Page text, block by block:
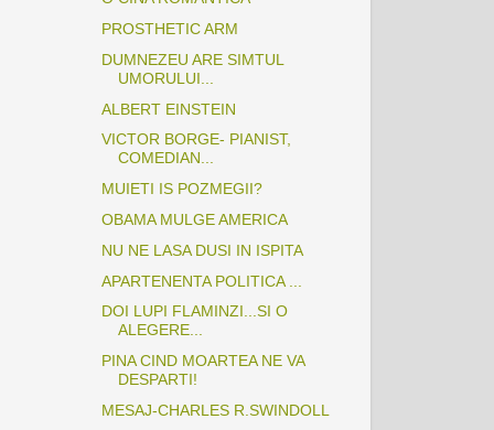
PROSTHETIC ARM
DUMNEZEU ARE SIMTUL
UMORULUI...
ALBERT EINSTEIN
VICTOR BORGE- PIANIST,
COMEDIAN...
MUIETI IS POZMEGII?
OBAMA MULGE AMERICA
NU NE LASA DUSI IN ISPITA
APARTENENTA POLITICA ...
DOI LUPI FLAMINZI...SI O
ALEGERE...
PINA CIND MOARTEA NE VA
DESPARTI!
MESAJ-CHARLES R.SWINDOLL